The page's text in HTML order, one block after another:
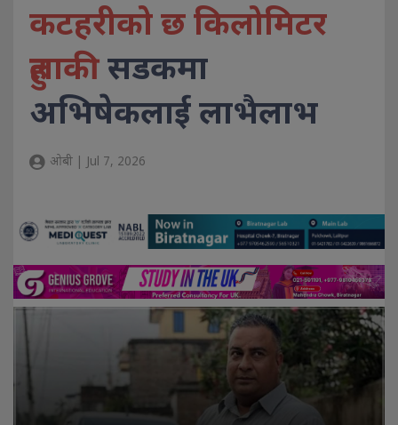
कटहरीको छ किलोमिटर
हुलाकीसडकमा
अभिषेकलाई लाभैलाभ
ओबी | Jul 7, 2026